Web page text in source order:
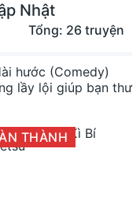
Nhật
Tổng: 26 truyện
hước (Comedy)
lầy lội giúp bạn thư
THÀNH